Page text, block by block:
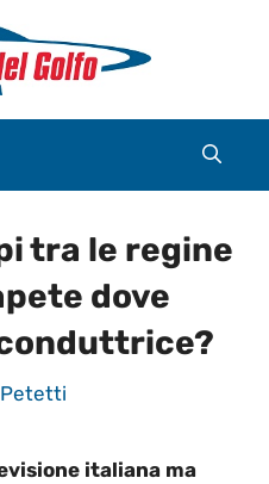
tra le regine
dove
italiana ma